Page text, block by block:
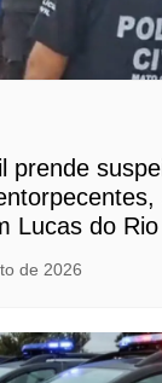
prende
Lucas do
de 2026